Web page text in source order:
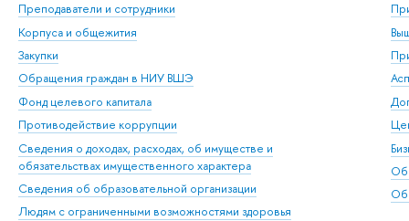
Преподаватели и сотрудники
Корпуса и общежития
Закупки
Обращения граждан в НИУ ВШЭ
Фонд целевого капитала
Противодействие коррупции
Сведения о доходах, расходах, об имуществе и
обязательствах имущественного характера
Сведения об образовательной организации
Людям с ограниченными возможностями здоровья